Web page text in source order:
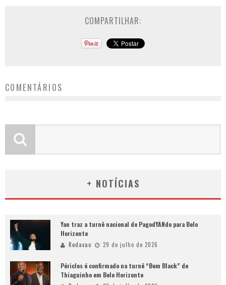
COMPARTILHAR:
COMENTÁRIOS
+ NOTÍCIAS
Yan traz a turnê nacional do PagodYANdo para Belo
Horizonte
Redacao 29 de julho de 2026
Péricles é confirmado na turnê “Bem Black” de
Thiaguinho em Belo Horizonte